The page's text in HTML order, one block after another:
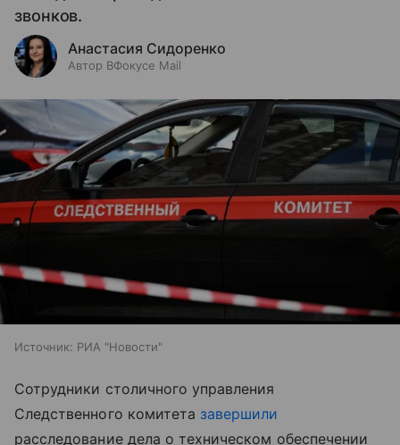
звонков.
Анастасия Сидоренко
Автор ВФокусе Mail
Источник: РИА "Новости"
Сотрудники столичного управления
Следственного комитета завершили
расследование дела о техническом обеспечении